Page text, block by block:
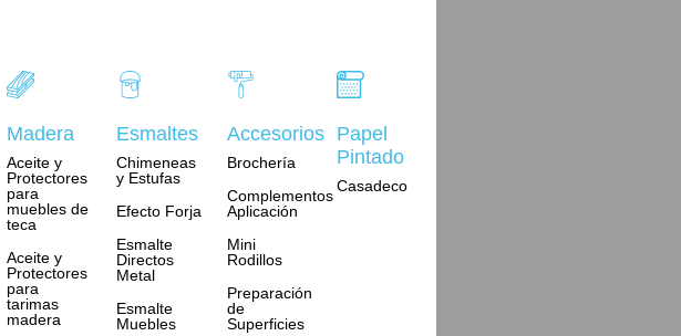
Madera
Aceite y
Protectores
para
muebles de
teca
Aceite y
Protectores
para
tarimas
madera
Esmaltes
Chimeneas
y Estufas
Efecto Forja
Esmalte
Directos
Metal
Esmalte
Muebles
Accesorios
Brochería
Complementos
Aplicación
Mini
Rodillos
Preparación
de
Superficies
Papel
Pintado
Casadeco